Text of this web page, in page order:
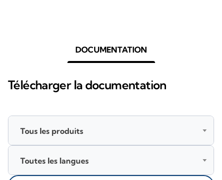
DOCUMENTATION
Télécharger la documentation
Tous les produits
Toutes les langues